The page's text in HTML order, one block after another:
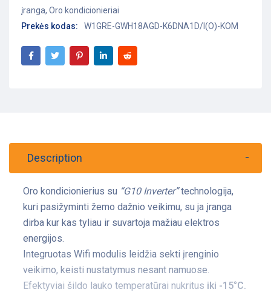
įranga, Oro kondicionieriai
Prekės kodas:
W1GRE-GWH18AGD-K6DNA1D/I(O)-KOM
Description
Oro kondicionierius su “G10 Inverter”technologija,
kuri pasižyminti žemo dažnio veikimu, su ja įranga
dirba kur kas tyliau ir suvartoja mažiau elektros
energijos.
Integruotas Wifi modulis leidžia sekti įrenginio
veikimo, keisti nustatymus nesant namuose.
Efektyviai šildo lauko temperatūrai nukritus iki -15°C.